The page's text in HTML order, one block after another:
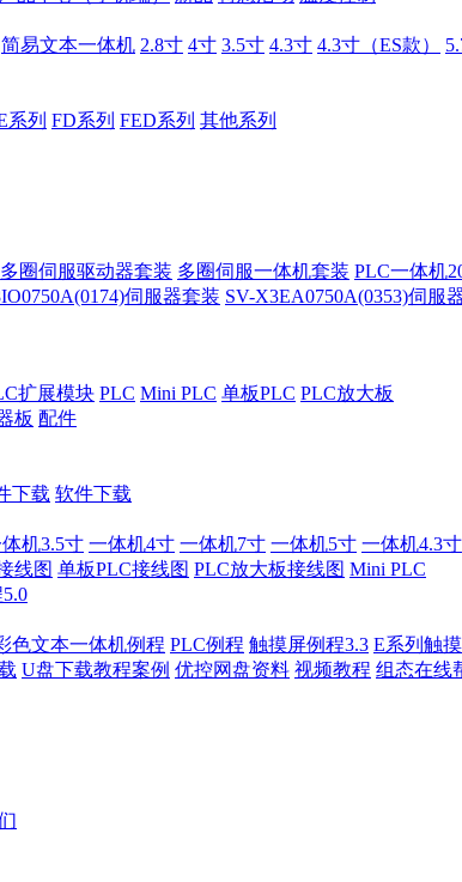
简易文本一体机 2.8寸 4寸 3.5寸 4.3寸 4.3寸（ES款）
系列 FD系列 FED系列 其他系列
多圈伺服驱动器套装 多圈伺服一体机套装 PLC一体机
伺服器套装 SV-X3EA0750A(0353)伺服
扩展模块 PLC Mini PLC 单板PLC PLC放大板
板 配件
下载 软件下载
机3.5寸 一体机4寸 一体机7寸 一体机5寸 一体机4.3寸
线图 单板PLC接线图 PLC放大板接线图 Mini PLC
色文本一体机例程 PLC例程 触摸屏例程3.3 E系列触
U盘下载教程案例 优控网盘资料 视频教程 组态在线